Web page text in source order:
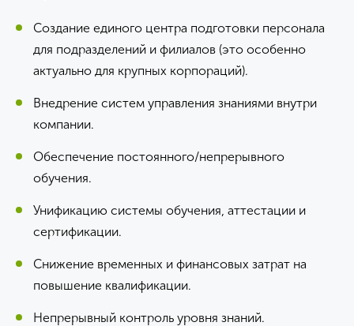
Создание единого центра подготовки персонала
для подразделений и филиалов (это особенно
актуально для крупных корпораций).
Внедрение систем управления знаниями внутри
компании.
Обеспечение постоянного/непрерывного
обучения.
Унификацию системы обучения, аттестации и
сертификации.
Снижение временных и финансовых затрат на
повышение квалификации.
Непрерывный контроль уровня знаний.